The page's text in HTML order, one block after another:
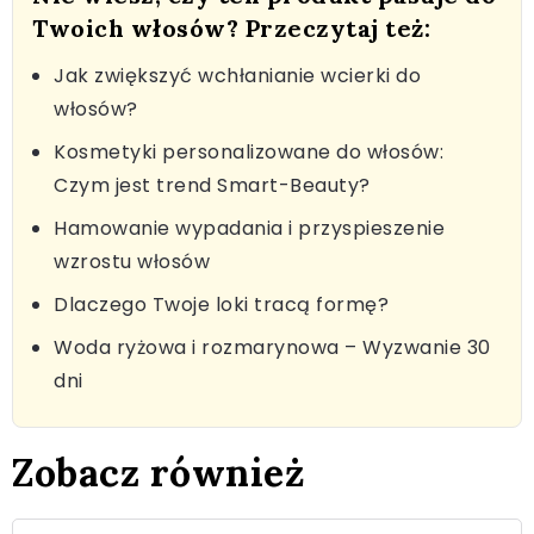
Twoich włosów? Przeczytaj też:
Jak zwiększyć wchłanianie wcierki do
włosów?
Kosmetyki personalizowane do włosów:
Czym jest trend Smart-Beauty?
Hamowanie wypadania i przyspieszenie
wzrostu włosów
Dlaczego Twoje loki tracą formę?
Woda ryżowa i rozmarynowa – Wyzwanie 30
dni
Zobacz również